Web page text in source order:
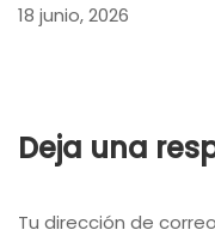
18 junio, 2026
Deja una
Tu dirección de